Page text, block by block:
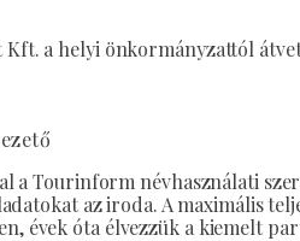
a helyi önkormányzattól
a Tourinform névhasználati
az iroda. A maximális
évek óta élvezzük a kiemelt